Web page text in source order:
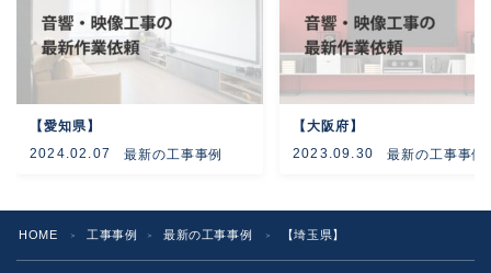
音響・映像設備工事
保守メンテナンス代行
よくあるご質問
【愛知県】
2024.02.07 最新の工事事例
【大阪府】
2023.09.30 最新の工事事例
HOME ＞ 工事事例 ＞ 最新の工事事例 ＞ 【埼玉県】